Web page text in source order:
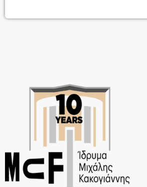
χρονιές, το αγαπημένο φεστιβάλ της πόλης